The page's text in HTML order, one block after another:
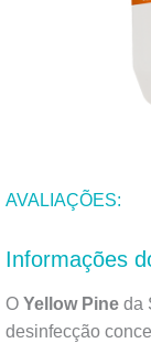
AVALIAÇÕES:
Informações
O Yellow Pine da
desinfecção